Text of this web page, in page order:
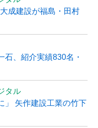
成建設が福島・田村
石、紹介実績830名・
タル
」 矢作建設工業の竹下